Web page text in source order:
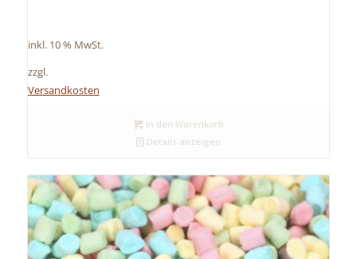
inkl. 10 % MwSt.
zzgl.
Versandkosten
In den Warenkorb
Details anzeigen